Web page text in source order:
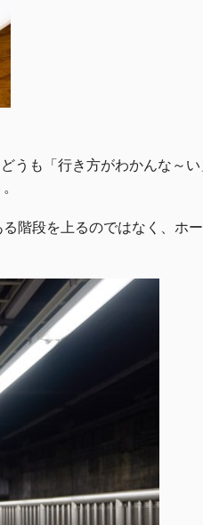
うも「行き方がわかんな～
階段を上るのではなく、ホ